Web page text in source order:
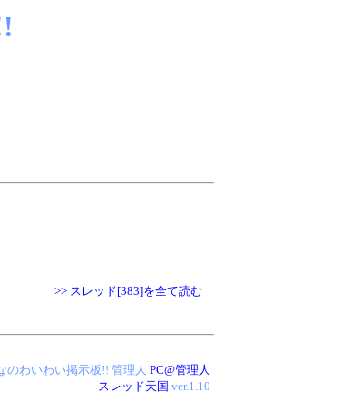
>> スレッド[383]を全て読む
のわいわい掲示板!! 管理人 PC@管理人
スレッド天国 ver.1.10